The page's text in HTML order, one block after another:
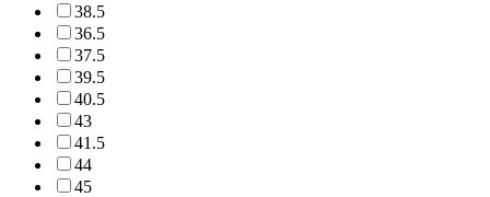
38.5
36.5
37.5
39.5
40.5
43
41.5
44
45